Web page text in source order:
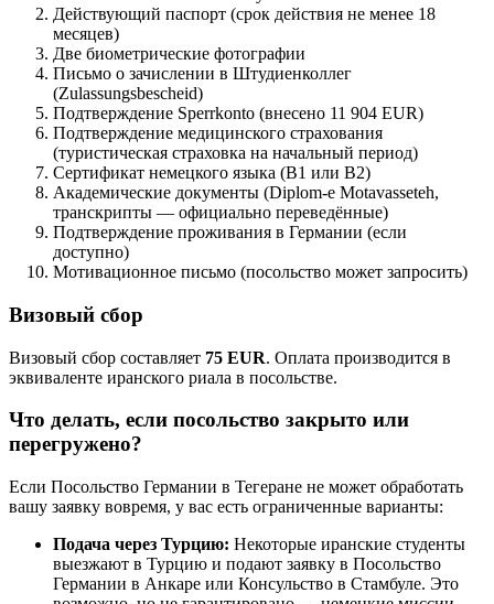
Действующий паспорт (срок действия не менее 18
месяцев)
Две биометрические фотографии
Письмо о зачислении в Штудиенколлег
(Zulassungsbescheid)
Подтверждение Sperrkonto (внесено 11 904 EUR)
Подтверждение медицинского страхования
(туристическая страховка на начальный период)
Сертификат немецкого языка (B1 или B2)
Академические документы (Diplom-e Motavasseteh,
транскрипты — официально переведённые)
Подтверждение проживания в Германии (если
доступно)
Мотивационное письмо (посольство может запросить)
Визовый сбор
Визовый сбор составляет 75 EUR. Оплата производится в
эквиваленте иранского риала в посольстве.
Что делать, если посольство закрыто или
перегружено?
Если Посольство Германии в Тегеране не может обработать
вашу заявку вовремя, у вас есть ограниченные варианты:
Подача через Турцию: Некоторые иранские студенты
выезжают в Турцию и подают заявку в Посольство
Германии в Анкаре или Консульство в Стамбуле. Это